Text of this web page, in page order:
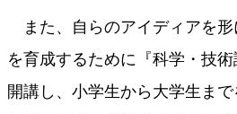
また、自らのアイディアを形
を育成するために『科学・技
開講し、小学生から大学生ま